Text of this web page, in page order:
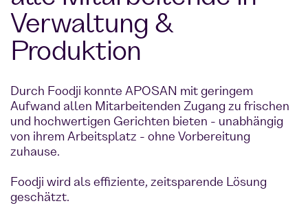
Verwaltung &
Produktion
Durch Foodji konnte APOSAN mit geringem
Aufwand allen Mitarbeitenden Zugang zu frischen
und hochwertigen Gerichten bieten - unabhängig
von ihrem Arbeitsplatz - ohne Vorbereitung
zuhause.
Foodji wird als effiziente, zeitsparende Lösung
geschätzt.